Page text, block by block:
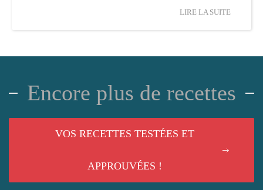
LIRE LA SUITE
Encore plus de recettes
VOS RECETTES TESTÉES ET
APPROUVÉES !